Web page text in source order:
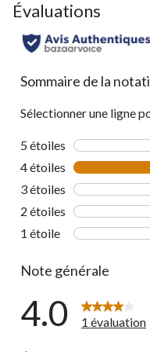
Évaluations
Sommaire de la
Sélectionner une ligne
5 étoiles étoiles
4 étoiles étoiles
3 étoiles étoiles
2 étoiles étoiles
1 étoile étoiles
Note générale
4.0 1 évaluation